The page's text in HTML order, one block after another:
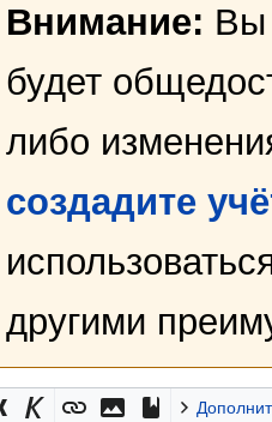
Внимание: Вы
будет
либо
создадите
другими